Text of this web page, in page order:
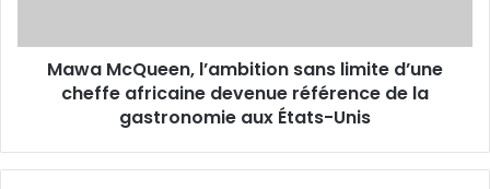
devenue
référence
aux
Mawa McQueen, l’ambition sans limite d’une
cheffe africaine devenue référence de la
gastronomie aux États-Unis